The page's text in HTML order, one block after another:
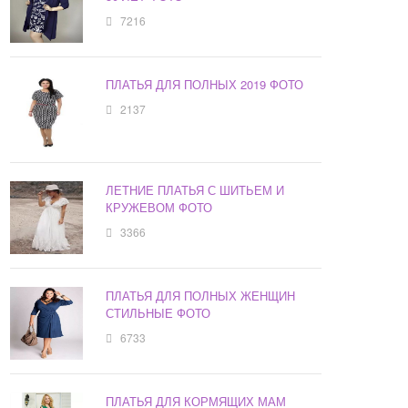
7216
ПЛАТЬЯ ДЛЯ ПОЛНЫХ 2019 ФОТО
2137
ЛЕТНИЕ ПЛАТЬЯ С ШИТЬЕМ И
КРУЖЕВОМ ФОТО
3366
ПЛАТЬЯ ДЛЯ ПОЛНЫХ ЖЕНЩИН
СТИЛЬНЫЕ ФОТО
6733
ПЛАТЬЯ ДЛЯ КОРМЯЩИХ МАМ